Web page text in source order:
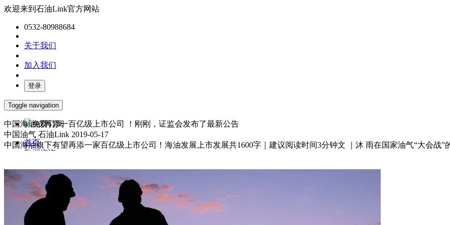
欢迎来到石油Link官方网站
0532-80988684
关于我们
加入我们
登录
Toggle navigation
免费订阅
首页
数据咨询
产业报告
油气数字化
中国海油或再添一百亿级上市公司 ！刚刚，证监会发布了最新公告
中国油气 石油Link 2019-05-17
中国海油旗下有望再添一家百亿级上市公司！海油发展上市发展共1600字｜建议阅读时间3分钟文 ｜沐 雨在国家油气“大会战”